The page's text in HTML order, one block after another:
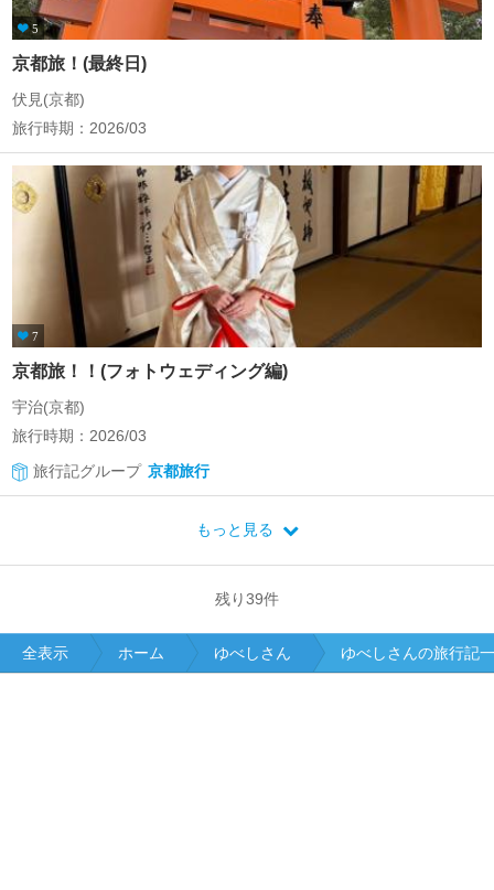
5
京都旅！(最終日)
伏見(京都)
旅行時期：2026/03
7
京都旅！！(フォトウェディング編)
宇治(京都)
旅行時期：2026/03
旅行記グループ 京都旅行
もっと見る
残り39件
全表示 ホーム ゆべしさん ゆべしさんの旅行記